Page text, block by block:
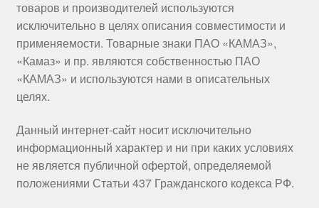
товаров и производителей используются
исключительно в целях описания совместимости и
применяемости. Товарные знаки ПАО «КАМАЗ»,
«Камаз» и пр. являются собственностью ПАО
«КАМАЗ» и используются нами в описательных
целях.
Данный интернет-сайт носит исключительно
информационный характер и ни при каких условиях
не является публичной офертой, определяемой
положениями Статьи 437 Гражданского кодекса РФ.